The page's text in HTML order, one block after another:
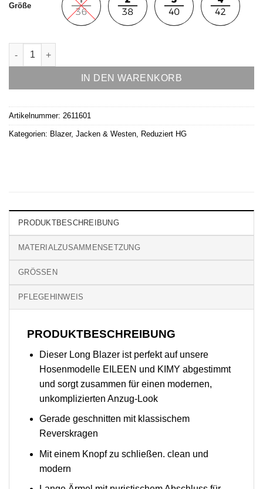
Größe
Blazer Modell Isa Menge
IN DEN WARENKORB
Artikelnummer: 2611601
Kategorien: Blazer, Jacken & Westen, Reduziert HG
PRODUKTBESCHREIBUNG
MATERIALZUSAMMENSETZUNG
GRÖSSEN
PFLEGEHINWEIS
PRODUKTBESCHREIBUNG
Dieser Long Blazer ist perfekt auf unsere
Hosenmodelle EILEEN und KIMY abgestimmt
und sorgt zusammen für einen modernen,
unkomplizierten Anzug-Look
Gerade geschnitten mit klassischem
Reverskragen
Mit einem Knopf zu schließen. clean und
modern